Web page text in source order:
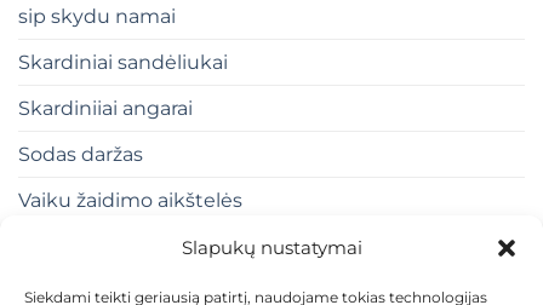
Slapukų nustatymai
Siekdami teikti geriausią patirtį, naudojame tokias technologijas
sip skydu namai
Skardiniai sandėliukai
Skardiniiai angarai
Sodas daržas
Vaiku žaidimo aikštelės